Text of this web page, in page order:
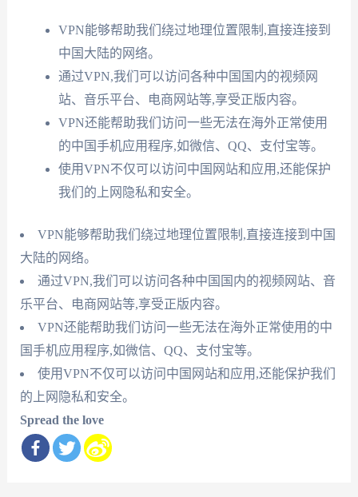
VPN能够帮助我们绕过地理位置限制,直接连接到
中国大陆的网络。
通过VPN,我们可以访问各种中国国内的视频网
站、音乐平台、电商网站等,享受正版内容。
VPN还能帮助我们访问一些无法在海外正常使用
的中国手机应用程序,如微信、QQ、支付宝等。
使用VPN不仅可以访问中国网站和应用,还能保护
我们的上网隐私和安全。
VPN能够帮助我们绕过地理位置限制,直接连接到中国
大陆的网络。
通过VPN,我们可以访问各种中国国内的视频网站、音
乐平台、电商网站等,享受正版内容。
VPN还能帮助我们访问一些无法在海外正常使用的中
国手机应用程序,如微信、QQ、支付宝等。
使用VPN不仅可以访问中国网站和应用,还能保护我们
的上网隐私和安全。
Spread the love